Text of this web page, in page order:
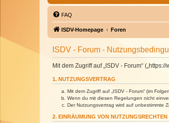
FAQ
ISDV-Homepage Foren
ISDV - Forum -
Mit dem Zugriff auf „ISDV - Forum“
1. NUTZUNGSVERTRAG
Mit dem Zugriff auf „ISDV - Forum“ (im
Wenn du mit diesen Regelungen nicht
Der Nutzungsvertrag wird auf unbestimmte
2. EINRÄUMUNG VON NUTZUNGSRECHTEN